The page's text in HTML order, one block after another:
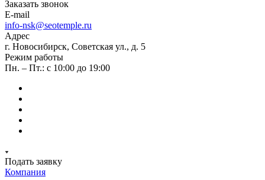
Заказать звонок
E-mail
info-nsk@seotemple.ru
Адрес
г. Новосибирск, Советская ул., д. 5
Режим работы
Пн. – Пт.: с 10:00 до 19:00
Подать заявку
Компания